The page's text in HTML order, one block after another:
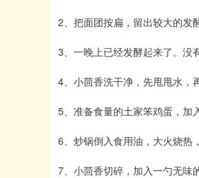
2、把面团按扁，留出较大的发
3、一晚上已经发酵起来了。没
4、小茴香洗干净，先甩甩水，
5、准备食量的土家笨鸡蛋，加
6、炒锅倒入食用油，大火烧热
7、小茴香切碎，加入一勺无味